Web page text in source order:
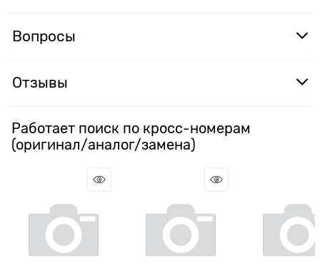
Вопросы
Отзывы
Работает поиск по кросс-номерам
(оригинал/аналог/замена)